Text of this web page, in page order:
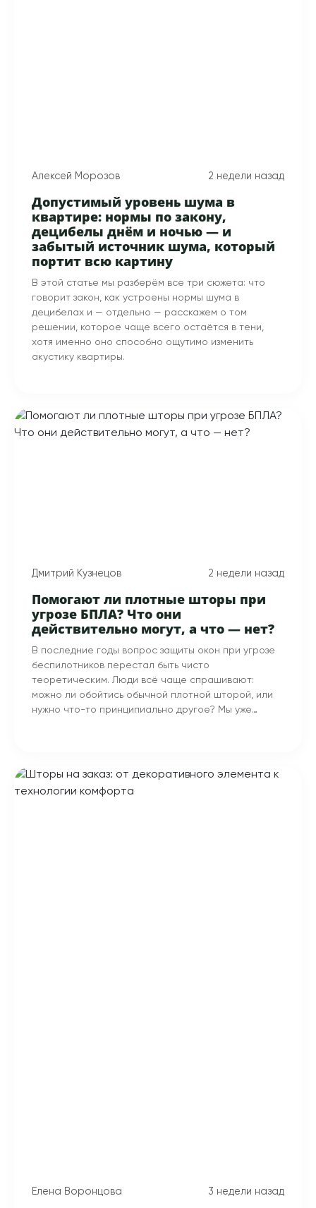
Алексей Морозов 2 недели назад
Допустимый уровень шума в
квартире: нормы по закону,
децибелы днём и ночью — и
забытый источник шума, который
портит всю картину
В этой статье мы разберём все три сюжета: что
говорит закон, как устроены нормы шума в
децибелах и — отдельно — расскажем о том
решении, которое чаще всего остаётся в тени,
хотя именно оно способно ощутимо изменить
акустику квартиры.
Дмитрий Кузнецов 2 недели назад
Помогают ли плотные шторы при
угрозе БПЛА? Что они
действительно могут, а что — нет?
В последние годы вопрос защиты окон при угрозе
беспилотников перестал быть чисто
теоретическим. Люди всё чаще спрашивают:
можно ли обойтись обычной плотной шторой, или
нужно что-то принципиально другое? Мы уже
конкретный вопрос:
Елена Воронцова 3 недели назад